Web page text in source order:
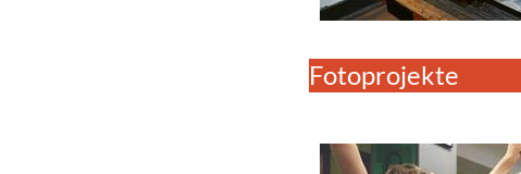
Fotoprojekte